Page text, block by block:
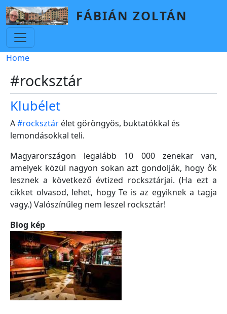
Skip to main content
FÁBIÁN ZOLTÁN
Breadcrumb
Home
#rocksztár
Klubélet
A#rocksztár élet göröngyös, buktatókkal és
lemondásokkal teli.
Magyarországon legalább 10 000 zenekar van,
amelyek közül nagyon sokan azt gondolják, hogy ők
lesznek a következő évtized rocksztárjai. (Ha ezt a
cikket olvasod, lehet, hogy Te is az egyiknek a tagja
vagy.) Valószínűleg nem leszel rocksztár!
Blog kép